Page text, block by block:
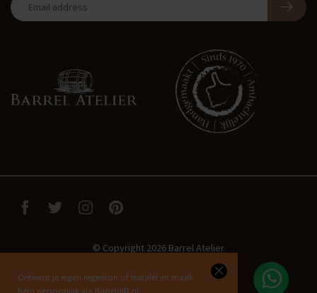
Ontwerp je eigen regenton of statafel en maak
hem persoonlijk via BarreldID.nl
© Copyright 2026 Barrel Atelier